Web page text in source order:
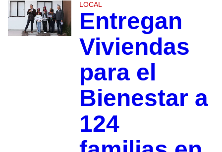
LOCAL
Entregan
Viviendas
para el
Bienestar a
124